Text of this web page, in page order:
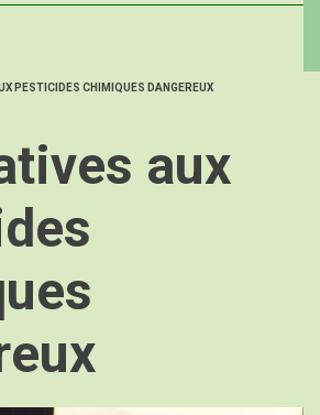
PESTICIDES CHIMIQUES DANGEREUX
aux